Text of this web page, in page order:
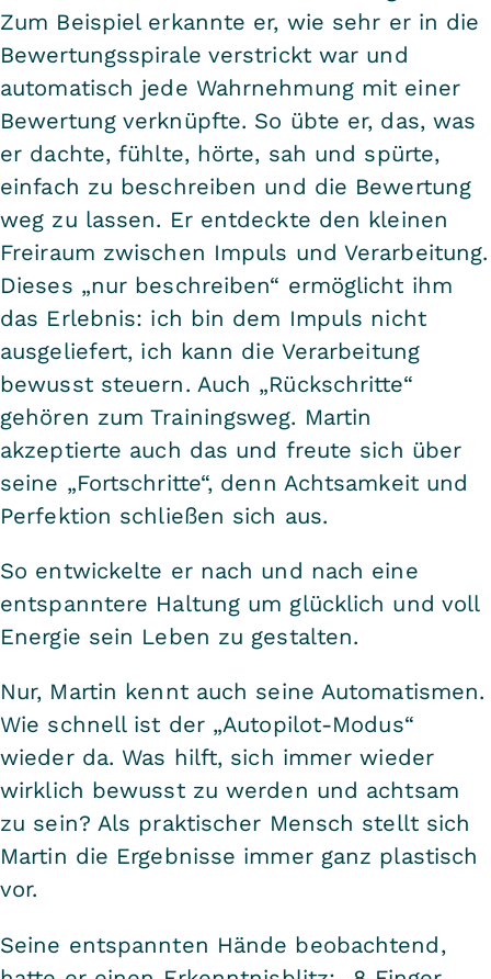
Zum Beispiel erkannte er, wie sehr er in die
Bewertungsspirale verstrickt war und
automatisch jede Wahrnehmung mit einer
Bewertung verknüpfte. So übte er, das, was
er dachte, fühlte, hörte, sah und spürte,
einfach zu beschreiben und die Bewertung
weg zu lassen. Er entdeckte den kleinen
Freiraum zwischen Impuls und Verarbeitung.
Dieses „nur beschreiben“ ermöglicht ihm
das Erlebnis: ich bin dem Impuls nicht
ausgeliefert, ich kann die Verarbeitung
bewusst steuern. Auch „Rückschritte“
gehören zum Trainingsweg. Martin
akzeptierte auch das und freute sich über
seine „Fortschritte“, denn Achtsamkeit und
Perfektion schließen sich aus.
So entwickelte er nach und nach eine
entspanntere Haltung um glücklich und voll
Energie sein Leben zu gestalten.
Nur, Martin kennt auch seine Automatismen.
Wie schnell ist der „Autopilot-Modus“
wieder da. Was hilft, sich immer wieder
wirklich bewusst zu werden und achtsam
zu sein? Als praktischer Mensch stellt sich
Martin die Ergebnisse immer ganz plastisch
vor.
Seine entspannten Hände beobachtend,